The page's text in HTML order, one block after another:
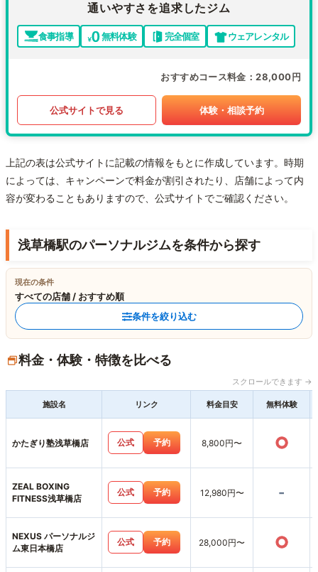
通いやすさを追求したジム
食事指導 無料体験 完全個室 ウェアレンタル
おすすめコース料金 28,000円
公式サイトで見る 体験・相談予約
上記の表は公式サイトに記載の情報をもとに作成しています。時期
によっては、キャンペーンで料金が割引されたり、店舗によって内
容が変わることもありますので、公式サイトでご確認ください。
浅草橋駅のパーソナルジムを条件から探す
現在の条件
すべての店舗 / おすすめ順
条件を絞り込む
料金・体験・特徴を比べる
スクロールできます →
施設名 リンク 料金目安 無料体験
かたぎり塾浅草橋店 公式 予約 8,800円〜 ○
ZEAL BOXING
FITNESS浅草橋店
公式 予約 12,980円〜 -
NEXUS パーソナルジ
ム東日本橋店
公式 予約 28,000円〜 ○